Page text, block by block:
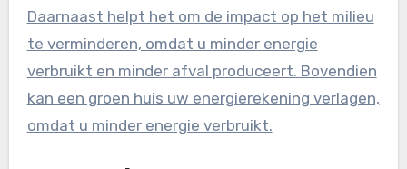
Daarnaast helpt het om de impact op het milieu
te verminderen, omdat u minder energie
verbruikt en minder afval produceert. Bovendien
kan een groen huis uw energierekening verlagen,
omdat u minder energie verbruikt.